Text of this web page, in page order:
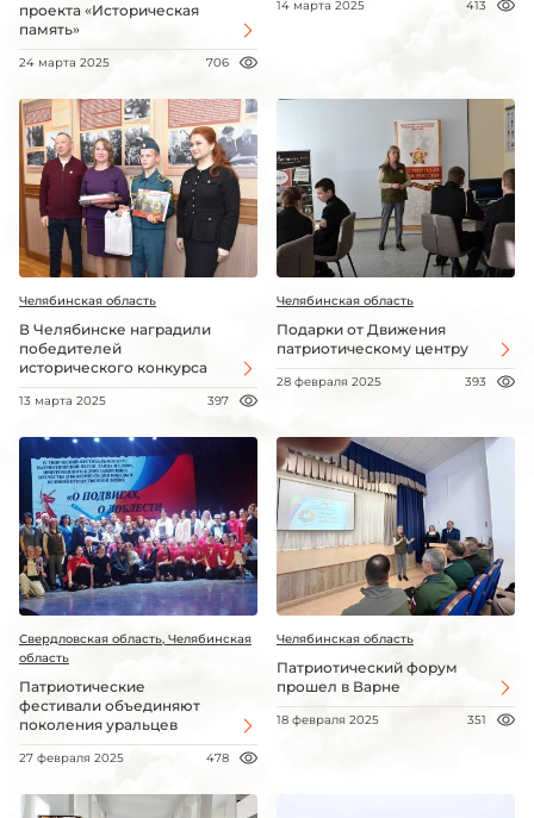
проекта «Историческая
память»
24 марта 2025 706
14 марта 2025 413
Челябинская область
В Челябинске наградили
победителей
исторического конкурса
13 марта 2025 397
Челябинская область
Подарки от Движения
патриотическому центру
28 февраля 2025 393
Свердловская область, Челябинская
область
Патриотические
фестивали объединяют
поколения уральцев
27 февраля 2025 478
Челябинская область
Патриотический форум
прошел в Варне
18 февраля 2025 351